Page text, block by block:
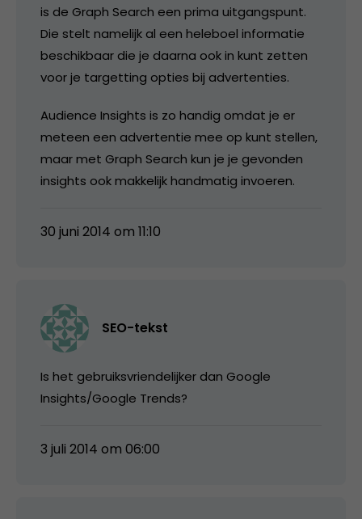
is de Graph Search een prima uitgangspunt.
Die stelt namelijk al een heleboel informatie
beschikbaar die je daarna ook in kunt zetten
voor je targetting opties bij advertenties.
Audience Insights is zo handig omdat je er
meteen een advertentie mee op kunt stellen,
maar met Graph Search kun je je gevonden
insights ook makkelijk handmatig invoeren.
30 juni 2014 om 11:10
SEO-tekst
Is het gebruiksvriendelijker dan Google
Insights/Google Trends?
3 juli 2014 om 06:00